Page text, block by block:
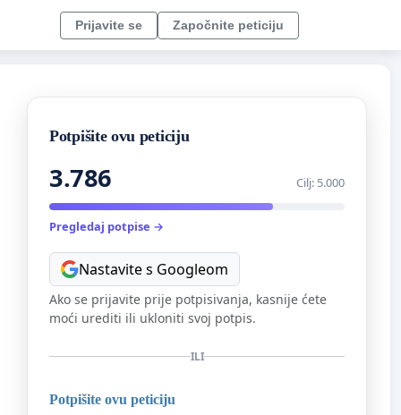
Prijavite se Započnite peticiju
Potpišite ovu peticiju
3.786 Cilj: 5.000
Pregledaj potpise →
Nastavite s Googleom
Ako se prijavite prije potpisivanja, kasnije ćete
moći urediti ili ukloniti svoj potpis.
ILI
Potpišite ovu peticiju